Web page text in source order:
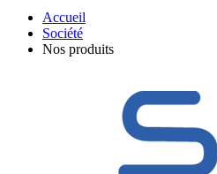
Accueil
Société
Nos produits